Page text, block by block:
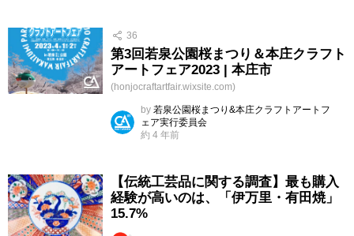
36
第3回若泉公園桜まつり＆本庄クラフト
アートフェア2023 | 本庄市
(honjocraftartfair.wixsite.com)
by 若泉公園桜まつり&本庄クラフトアートフ
ェア実行委員会
約 4 年前
【伝統工芸品に関する調査】最も購入
経験が高いのは、「伊万里・有田焼」
15.7%